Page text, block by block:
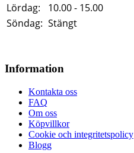
Lördag:
10.00 - 15.00
Söndag: Stängt
Information
Kontakta oss
FAQ
Om oss
Köpvillkor
Cookie och integritetspolicy
Blogg